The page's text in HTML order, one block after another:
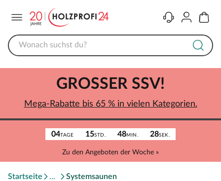
KontaktKonto
04TAGE 15STD. 48MIN. 28SEK.
Zu den Angeboten der Woche »
GROSSER SSV!
Mega-Rabatte bis 65 % in vielen Kategorien.
Startseite Systemsaunen